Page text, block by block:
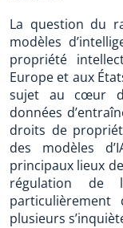
La question du
modèles
propriété
Europe et aux
sujet au cœur
données
droits de
des modèles
principaux lieux
régulation de
plusieurs